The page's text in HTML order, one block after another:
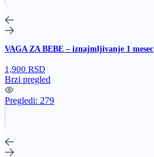
VAGA ZA BEBE – iznajmljivanje 1 mesec
1,900 RSD
Brzi pregled
Pregledi: 279